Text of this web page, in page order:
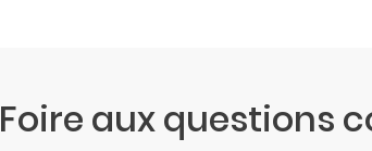
Foire aux questions